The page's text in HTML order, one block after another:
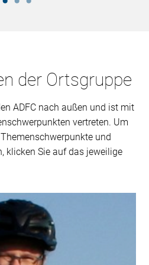
der Ortsgruppe
ADFC nach außen und ist mit
vertreten. Um
und
klicken Sie auf das jeweilige